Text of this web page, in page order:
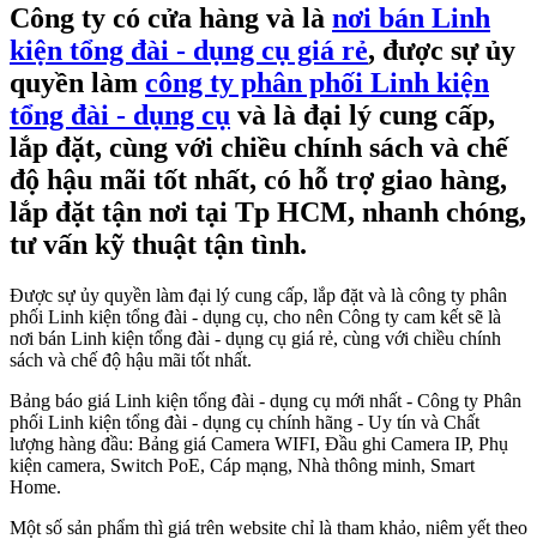
Công ty có cửa hàng và là nơi bán Linh
kiện tổng đài - dụng cụ giá rẻ, được sự ủy
quyền làm công ty phân phối Linh kiện
tổng đài - dụng cụ và là đại lý cung cấp,
lắp đặt, cùng với chiều chính sách và chế
độ hậu mãi tốt nhất, có hỗ trợ giao hàng,
lắp đặt tận nơi tại Tp HCM, nhanh chóng,
tư vấn kỹ thuật tận tình.
Được sự ủy quyền làm đại lý cung cấp, lắp đặt và là công ty phân
phối Linh kiện tổng đài - dụng cụ, cho nên Công ty cam kết sẽ là
nơi bán Linh kiện tổng đài - dụng cụ giá rẻ, cùng với chiều chính
sách và chế độ hậu mãi tốt nhất.
Bảng báo giá Linh kiện tổng đài - dụng cụ mới nhất - Công ty Phân
phối Linh kiện tổng đài - dụng cụ chính hãng - Uy tín và Chất
lượng hàng đầu: Bảng giá Camera WIFI, Đầu ghi Camera IP, Phụ
kiện camera, Switch PoE, Cáp mạng, Nhà thông minh, Smart
Home.
Một số sản phẩm thì giá trên website chỉ là tham khảo, niêm yết theo